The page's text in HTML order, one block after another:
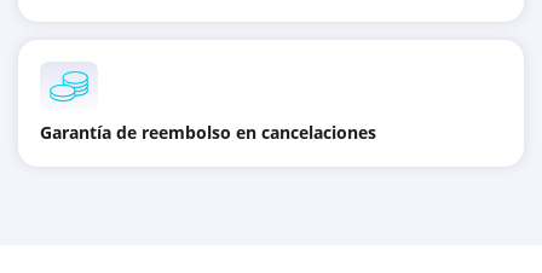
Garantía de reembolso en cancelaciones